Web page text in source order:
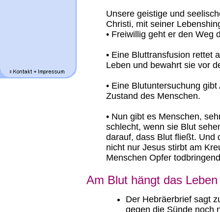
Unsere geistige und
Christi, mit seiner
• Freiwillig geht er den Weg
• Eine Bluttransfusion rettet
Leben und bewahrt sie vor
• Eine Blutuntersuchung
Zustand des Menschen.
• Nun gibt es Menschen,
schlecht, wenn sie Blut
darauf, dass Blut fließt. Und
nicht nur Jesus stirbt am
Menschen Opfer
Am Blut hängt das Leben
Der Hebräerbrief sagt
gegen die Sünde noch